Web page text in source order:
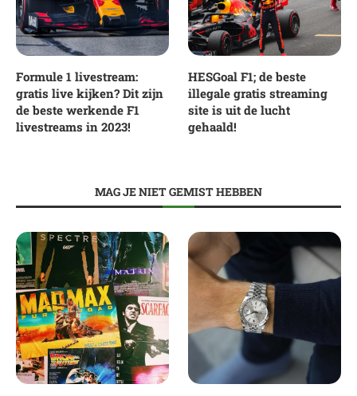
Formule 1 livestream:
gratis live kijken? Dit zijn
de beste werkende F1
livestreams in 2023!
HESGoal F1; de beste
illegale gratis streaming
site is uit de lucht
gehaald!
MAG JE NIET GEMIST HEBBEN